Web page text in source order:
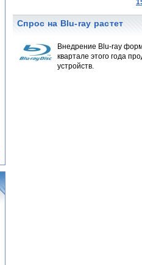
Спрос на Blu-ray растет
Внедрение Blu-ray
квартале этого года
устройств.